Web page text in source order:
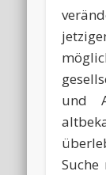
und
Suche